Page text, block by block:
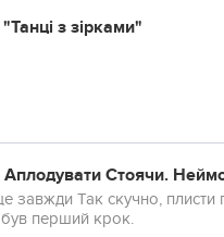
з зірками"
Стоячи.
Так скучно, плисти
перший крок.